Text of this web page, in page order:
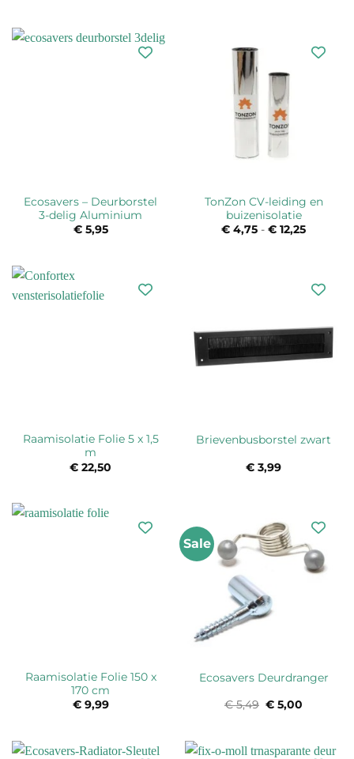
Ecosavers – Deurborstel
3-delig Aluminium
€5,95
TonZon CV-leiding en
buizenisolatie
€ 4,75 - € 12,25
Raamisolatie Folie 5 x 1,5
m
€ 22,50
Brievenbusborstel zwart
€ 3,99
Raamisolatie Folie 150 x
170 cm
€9,99
Sale
Ecosavers Deurdranger
€5,49 Oorspronkelijke
prijs
€ 5,00